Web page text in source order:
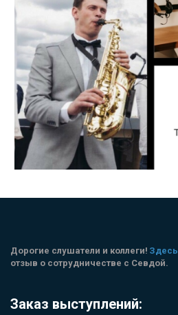
Дорогие слушатели и коллеги! Здесь
отзыв о сотрудничестве с Севдой.
Заказ выступлений: